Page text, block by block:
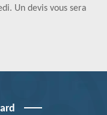
Un devis vous sera